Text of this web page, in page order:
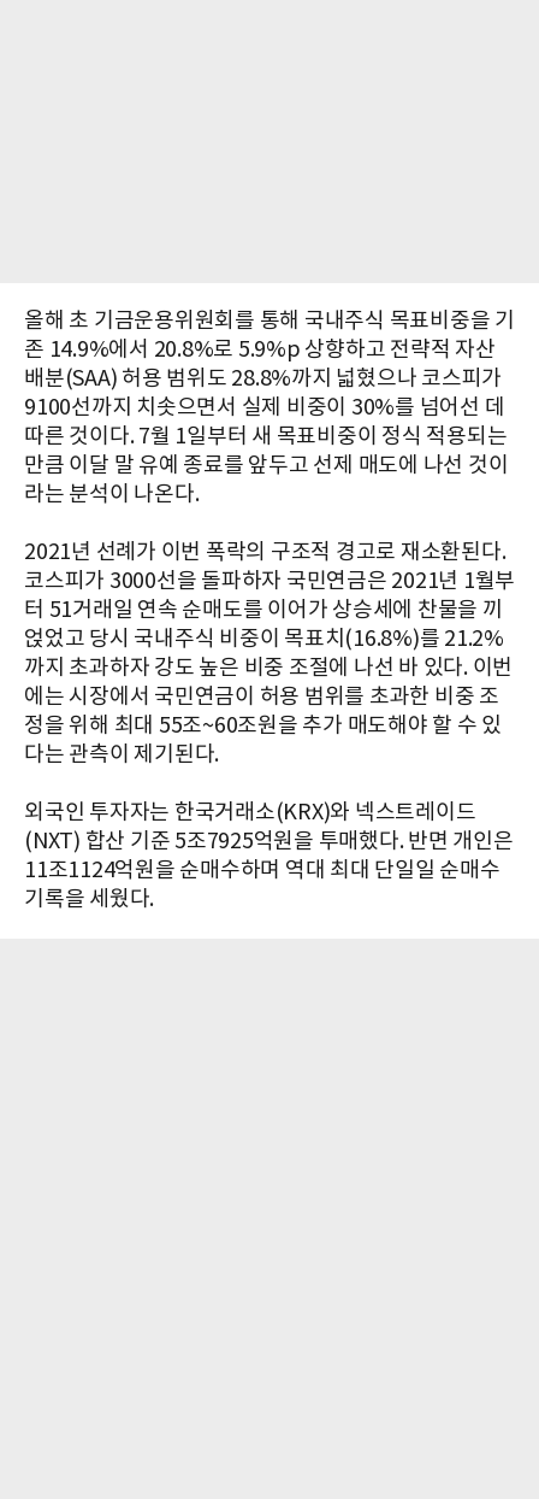
올해 초 기금운용위원회를 통해 국내주식 목표비중을 기
존 14.9%에서 20.8%로 5.9%p 상향하고 전략적 자산
배분(SAA) 허용 범위도 28.8%까지 넓혔으나 코스피가
9100선까지 치솟으면서 실제 비중이 30%를 넘어선 데
따른 것이다. 7월 1일부터 새 목표비중이 정식 적용되는
만큼 이달 말 유예 종료를 앞두고 선제 매도에 나선 것이
라는 분석이 나온다.
2021년 선례가 이번 폭락의 구조적 경고로 재소환된다.
코스피가 3000선을 돌파하자 국민연금은 2021년 1월부
터 51거래일 연속 순매도를 이어가 상승세에 찬물을 끼
얹었고 당시 국내주식 비중이 목표치(16.8%)를 21.2%
까지 초과하자 강도 높은 비중 조절에 나선 바 있다. 이번
에는 시장에서 국민연금이 허용 범위를 초과한 비중 조
정을 위해 최대 55조~60조원을 추가 매도해야 할 수 있
다는 관측이 제기된다.
외국인 투자자는 한국거래소(KRX)와 넥스트레이드
(NXT) 합산 기준 5조7925억원을 투매했다. 반면 개인은
11조1124억원을 순매수하며 역대 최대 단일일 순매수
기록을 세웠다.